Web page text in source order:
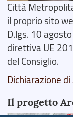
Città
il proprio sito
D.lgs. 10
direttiva UE
del Consiglio.
Dichiarazione
Il progetto